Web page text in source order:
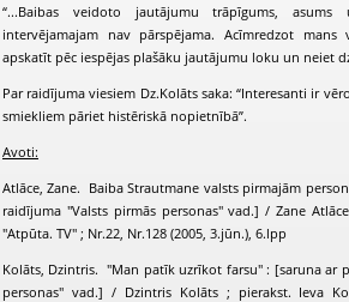
“...Baibas veidoto jautājumu trāpīgums, asums
intervējamajam nav pārspējama. Acīmredzot mans
apskatīt pēc iespējas plašāku jautājumu loku un neiet
Par raidījuma viesiem Dz.Kolāts saka: “Interesanti ir
smiekliem pāriet histēriskā nopietnībā”.
Avoti:
Atlāce, Zane. Baiba Strautmane valsts pirmajām
raidījuma "Valsts pirmās personas" vad.] / Zane
"Atpūta. TV" ; Nr.22, Nr.128 (2005, 3.jūn.), 6.lpp
Kolāts, Dzintris. "Man patīk uzrīkot farsu" : [saruna ar
personas" vad.] / Dzintris Kolāts ; pierakst. Ieva